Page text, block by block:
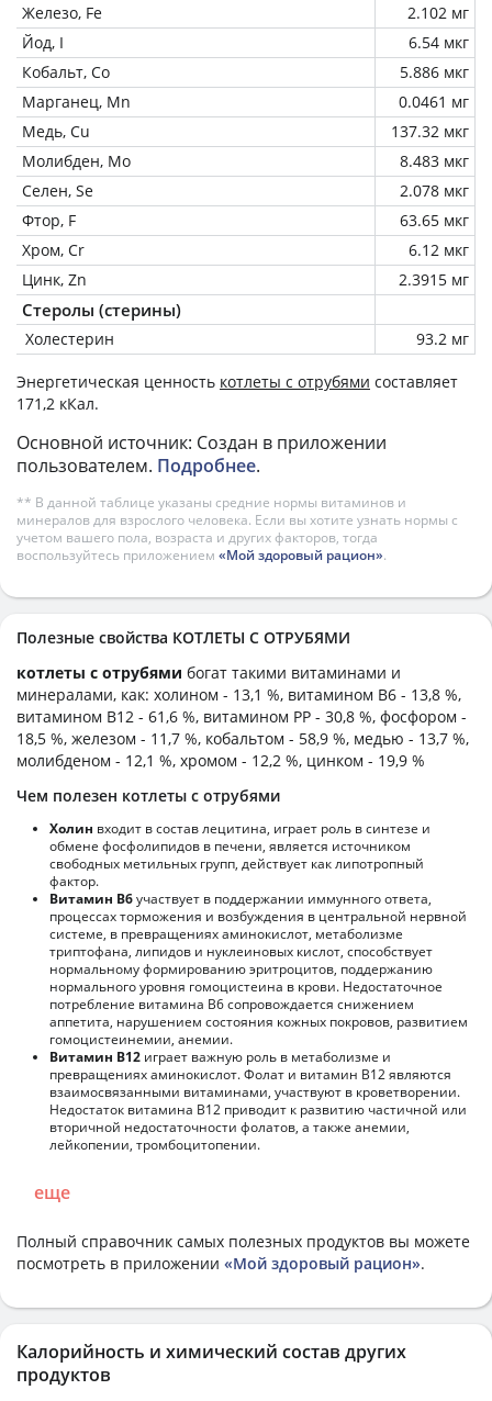
Железо, Fe
2.102 мг
Йод, I
6.54 мкг
Кобальт, Co
5.886 мкг
Марганец, Mn
0.0461 мг
Медь, Cu
137.32 мкг
Молибден, Mo
8.483 мкг
Селен, Se
2.078 мкг
Фтор, F
63.65 мкг
Хром, Cr
6.12 мкг
Цинк, Zn
2.3915 мг
Стеролы (стерины)
Холестерин 93.2 мг
Энергетическая ценность котлеты с отрубями составляет
171,2 кКал.
Основной источник: Создан в приложении
пользователем. Подробнее.
** В данной таблице указаны средние нормы витаминов и
минералов для взрослого человека. Если вы хотите узнать нормы с
учетом вашего пола, возраста и других факторов, тогда
воспользуйтесь приложением «Мой здоровый рацион».
Полезные свойства КОТЛЕТЫ С ОТРУБЯМИ
котлеты с отрубями богат такими витаминами и
минералами, как: холином - 13,1 %, витамином B6 - 13,8 %,
витамином B12 - 61,6 %, витамином PP - 30,8 %, фосфором -
18,5 %, железом - 11,7 %, кобальтом - 58,9 %, медью - 13,7 %,
молибденом - 12,1 %, хромом - 12,2 %, цинком - 19,9 %
Чем полезен котлеты с отрубями
Холин входит в состав лецитина, играет роль в синтезе и
обмене фосфолипидов в печени, является источником
свободных метильных групп, действует как липотропный
фактор.
Витамин В6участвует в поддержании иммунного ответа,
процессах торможения и возбуждения в центральной нервной
системе, в превращениях аминокислот, метаболизме
триптофана, липидов и нуклеиновых кислот, способствует
нормальному формированию эритроцитов, поддержанию
нормального уровня гомоцистеина в крови. Недостаточное
потребление витамина В6 сопровождается снижением
аппетита, нарушением состояния кожных покровов, развитием
гомоцистеинемии, анемии.
Витамин В12 играет важную роль в метаболизме и
превращениях аминокислот. Фолат и витамин В12 являются
взаимосвязанными витаминами, участвуют в кроветворении.
Недостаток витамина В12 приводит к развитию частичной или
вторичной недостаточности фолатов, а также анемии,
лейкопении, тромбоцитопении.
еще
Полный справочник самых полезных продуктов вы можете
посмотреть в приложении «Мой здоровый рацион».
Калорийность и химический состав других
продуктов